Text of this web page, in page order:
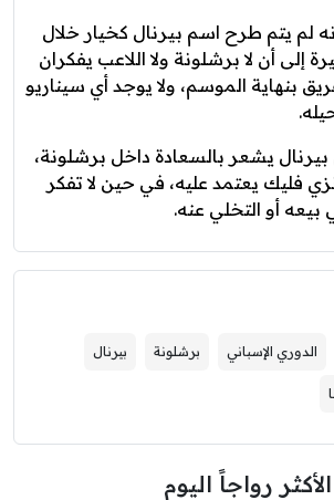
لم يتم طرح اسم بيرنال كخيار خلال
إلى أن لا برشلونة ولا اللاعب يفكران
بنهاية الموسم، ولا يوجد أي سيناريو
يشعر بالسعادة داخل برشلونة،
فليك يعتمد عليه، في حين لا تفكر
بيعه أو التخلي عنه.
الدوري الإسباني برشلونة بيرنال
الأكثر رواجاً اليوم